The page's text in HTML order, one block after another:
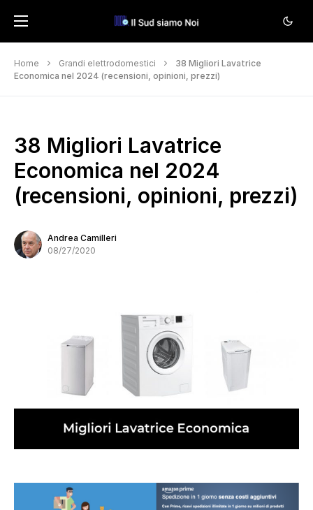
Home Grandi elettrodomestici
38 Migliori Lavatrice
Economica nel 2024 (recensioni, opinioni, prezzi)
38 Migliori Lavatrice
Economica nel 2024
(recensioni, opinioni, prezzi)
Andrea Camilleri
08/27/2020